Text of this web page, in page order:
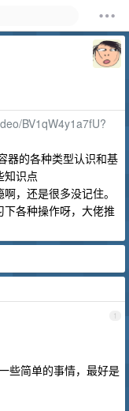
BV1qW4y1a7fU?
器的各种类型认识和基
知识点
，还是很多没记住。
各种操作呀，大佬推
1
些简单的事情，最好是